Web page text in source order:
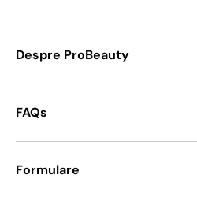
Despre ProBeauty
FAQs
Formulare